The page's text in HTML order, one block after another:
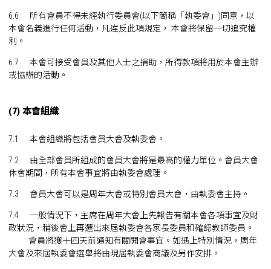
6.6 所有會員不得未經執行委員會(以下簡稱「執委會」)同意，以
本會名義進行任何活動，凡違反此項規定， 本會將保留一切追究權
利。
6.7 本會可接受會員及其他人士之捐助，所得款項將用於本會主辦
或協辦的活動。
(7) 本會組織
7.1 本會組織將包括會員大會及執委會。
7.2 由全部會員所組成的會員大會將是最高的權力單位。會員大會
休會期間，所有本會事宜將由執委會處理。
7.3 會員大會可以是周年大會或特別會員大會，由執委會主持。
7.4 一般情況下，主席在周年大會上先報告有關本會各項事宜及財
政狀況，稍後會上再選出來屆執委會各家長委員和確認教師委員。
會員將獲十四天前通知有關開會事宜。如遇上特別情況，周年
大會及來屆執委會選舉將由現屆執委會商議及另作安排。